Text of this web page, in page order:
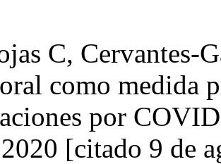
C, Cervantes-
como medida
por
[citado 9 de